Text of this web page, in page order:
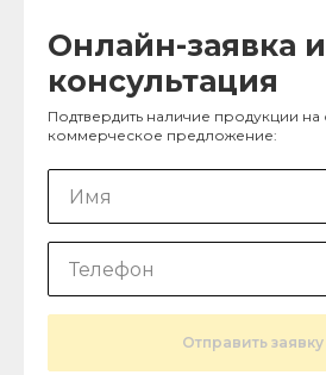
Онлайн-заявка
консультация
Подтвердить наличие продукции на
коммерческое предложение:
Отправить заявку